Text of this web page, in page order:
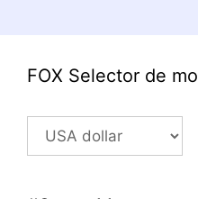
FOX Selector de